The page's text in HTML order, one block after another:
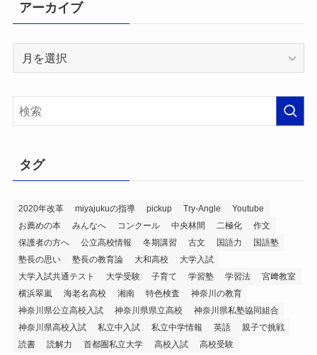
アーカイブ
イ
タグ
2020年改革 miyajukuの指導 pickup Try-Angle
Youtube
お薦めの本
みんなへ コンクール 中央林間 二極化
作文
保護者の方へ
公立高校情報 冬期講習 古文 国語力
国語塾
塾長の思い
塾長の教育論 大和高校
大学入試
大学入試共通テスト
大学受験 子育て 学習塾 学習法
宮﨑教室
横浜翠嵐
海老名高校 湘南 特色検査
神奈川の教育
神奈川県公立高校入試
神奈川県県立高校
神奈川県私塾協同組合
神奈川県高校入試
私立中入試 私立中学情報 英語
親子で挑戦
読書
読解力 首都圏私立大学 高校入試 高校受験